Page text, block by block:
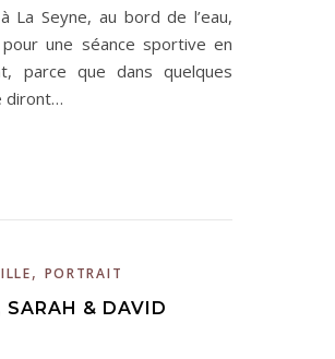
La Seyne, au bord de l’eau,
une séance sportive en
parce que dans quelques
diront…
, PORTRAIT
SARAH & DAVID